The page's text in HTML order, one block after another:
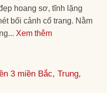
hoang sơ, tĩnh lặng
bối cảnh cổ trang. Nằm
Xem thêm
3 miền Bắc, Trung,